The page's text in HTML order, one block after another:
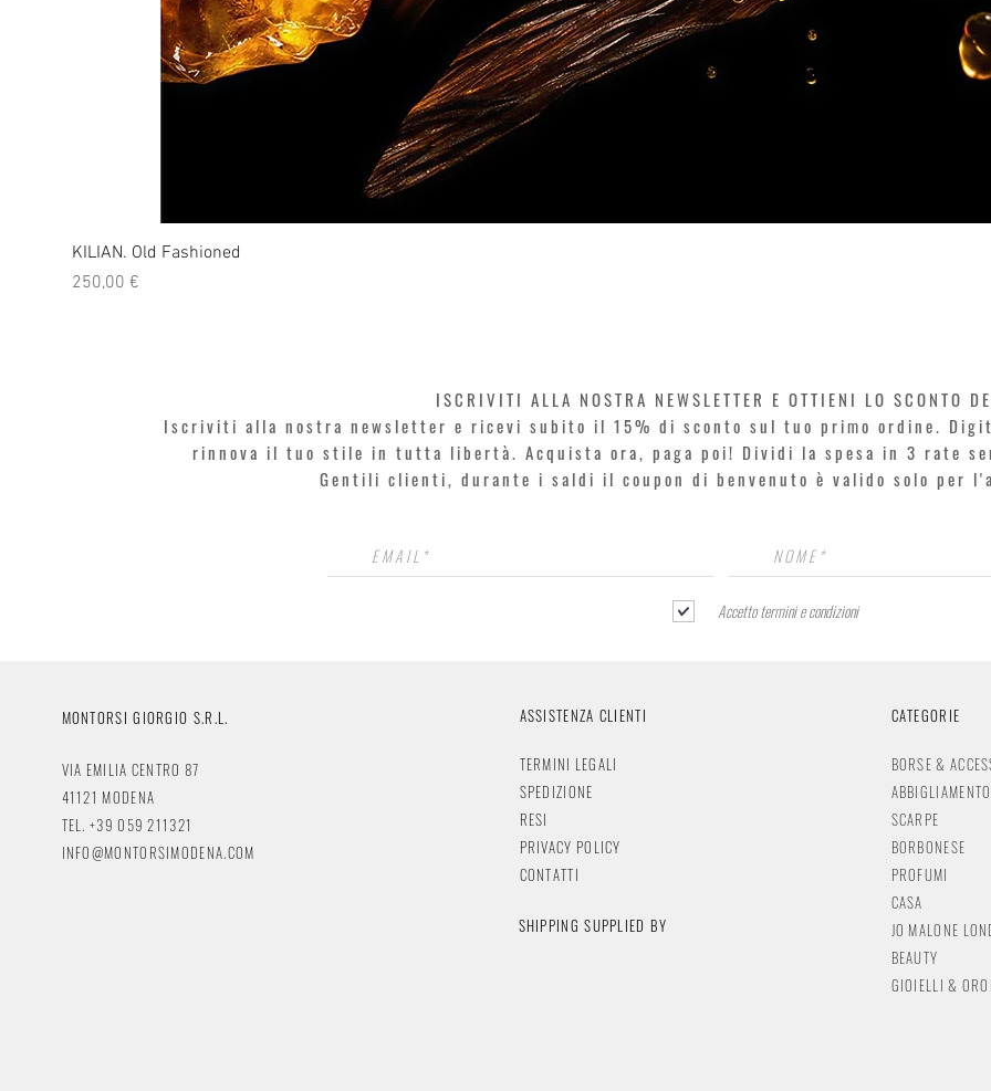
KILIAN. Old Fashioned
Prezzo
250,00 €
ISCRIVITI ALLA NOSTRA NEWSLETTER E OTTIENI LO SCONTO
Iscriviti alla nostra newsletter e ricevi subito il 15% di sconto sul tuo primo ordine. Digita
rinnova il tuo stile in tutta libertà. Acquista ora, paga poi! Dividi la spesa in 3 rate
Gentili clienti, durante i saldi il coupon di benvenuto è valido solo per
Accetto termini e condizioni
MONTORSI GIORGIO S.R.L.
VIA EMILIA CENTRO 87
41121 MODENA
TEL. +39 059 211321
INFO@MONTORSIMODENA.COM
ASSISTENZA CLIENTI
TERMINI LEGALI
SPEDIZIONE
RESI
PRIVACY POLICY
CONTATTI
SHIPPING SUPPLIED BY
CATEGORIE
BORSE &
ABBIGLIAMENTO
SCARPE
BORBONESE
PROFUMI
CASA
JO MALONE
BEAUTY
GIOIELLI &